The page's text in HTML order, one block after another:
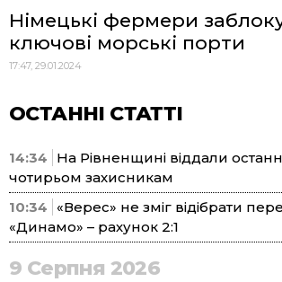
Німецькі фермери
ключові морські порти
17:47, 29.01.2024
ОСТАННІ СТАТТІ
14:34
На Рівненщині віддали
чотирьом захисникам
10:34
«Верес» не зміг відібрати
«Динамо» – рахунок 2:1
9 Серпня 2026